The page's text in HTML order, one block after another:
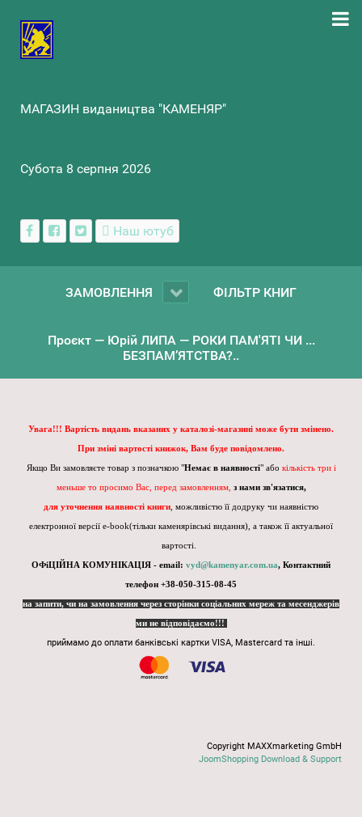
МАГАЗИН видаництва "КАМЕНЯР"
Субота 8 серпня 2026
Наш ютуб
ЗАМОВЛЕННЯ ФІЛЬТР КНИГ
Проєкт — Юрій ЛИПА — РОКИ ПАМ'ЯТІ ЧИ ...
БЕЗПАМ’ЯТСТВА?..
Увага!!! Вартість видань вказаних у каталозі-магазині може бути змінено.
При зміні вартості книжок, Вам буде повідомлено.
Якщо Ви замовляєте товар з позначкою "Немає в наявності" або кількість три і
меньше то просимо Вас, перед замовленням, з нами зв'язатися,
для уточнення наявності книги , можливістю її додруку чи наявністю
електронної версії e-book(тільки каменярівські видання), а також її актуальної
вартості.
ОФіЦІЙНА КОМУНІКАЦІЯ - email: vyd@kamenyar.com.ua, Контактний
телефон +38-050-315-08-45
на запити, чи на замовлення через сторінки соціальних мереж та месенджерів
ми не відповідаємо!!!
приймамо до оплати банківські картки VISA, Mastercard та інші.
Copyright MAXXmarketing GmbH
JoomShopping Download & Support